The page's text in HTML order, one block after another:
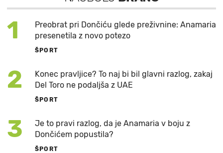
1
Preobrat pri Dončiću glede preživnine: Anamaria
presenetila z novo potezo
ŠPORT
2
Konec pravljice? To naj bi bil glavni razlog, zakaj
Del Toro ne podaljša z UAE
ŠPORT
3
Je to pravi razlog, da je Anamaria v boju z
Dončićem popustila?
ŠPORT